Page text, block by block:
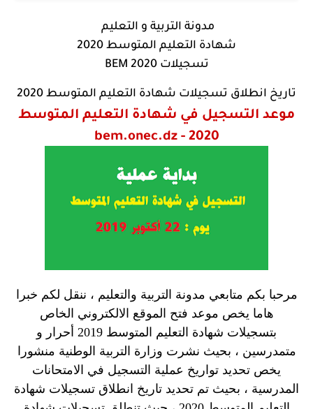
مدونة التربية و التعليم
شهادة التعليم المتوسط 2020
تسجيلات BEM 2020
تاريخ انطلاق تسجيلات شهادة التعليم المتوسط 2020
موعد التسجيل في شهادة التعليم المتوسط
2020 - bem.onec.dz
مرحبا بكم متابعي مدونة التربية والتعليم ، ننقل لكم خبرا
هاما يخص موعد فتح الموقع الالكتروني الخاص
بتسجيلات شهادة التعليم المتوسط 2019 أحرار و
متمدرسين ، بحيث نشرت وزارة التربية الوطنية منشورا
يخص تحديد تواريخ عملية التسجيل في الامتحانات
المدرسية ، بحيث تم تحديد تاريخ انطلاق تسجيلات شهادة